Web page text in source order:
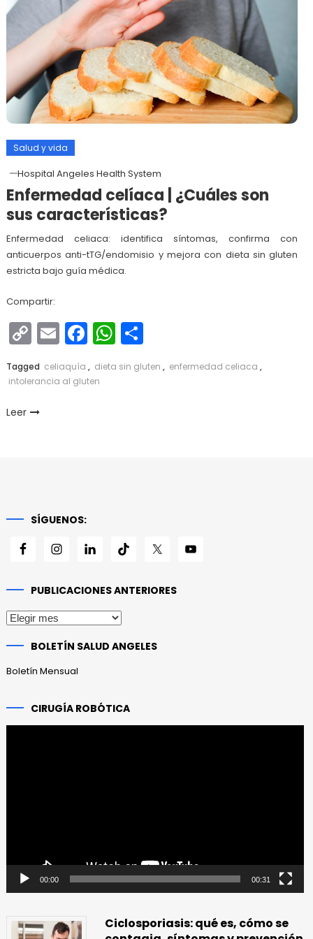
Salud y vida
Hospital Angeles Health System
Enfermedad celíaca | ¿Cuáles son
sus características?
Enfermedad celiaca: identifica síntomas, confirma con
anticuerpos anti-tTG/endomisio y mejora con dieta sin gluten
estricta bajo guía médica.
Compartir:
Copy
Link
EmailFacebook
WhatsApp
Compartir
Tagged celiaquía , dieta sin gluten , enfermedad celiaca ,
intolerancia al gluten
Leer
SÍGUENOS:
PUBLICACIONES ANTERIORES
Publicaciones
BOLETÍN SALUD ANGELES
Boletín Mensual
CIRUGÍA ROBÓTICA
00:00 00:31
Ciclosporiasis: qué es, cómo se